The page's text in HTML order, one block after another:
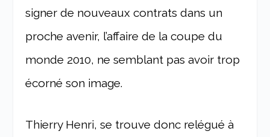
signer de nouveaux contrats dans un
proche avenir, l’affaire de la coupe du
monde 2010, ne semblant pas avoir trop
écorné son image.
Thierry Henri, se trouve donc relégué à